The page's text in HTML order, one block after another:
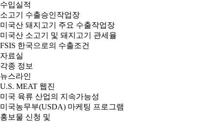
수입실적
소고기 수출승인작업장
미국산 돼지고기 주요 수출작업장
미국산 소고기 및 돼지고기 관세율
FSIS 한국으로의 수출조건
자료실
각종 정보
뉴스라인
U.S. MEAT 웹진
미국 육류 산업의 지속가능성
미국농무부(USDA) 마케팅 프로그램
홍보물 신청 및